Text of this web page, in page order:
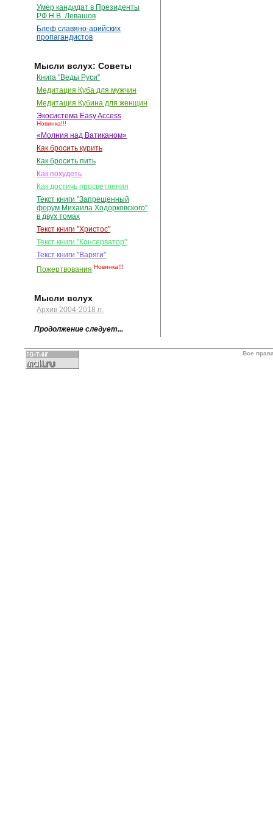
Умер кандидат в Президенты
РФ Н.В. Левашов
Блеф славяно-арийских
пропагандистов
Мысли вслух: Советы
Книга "Веды Руси"
Медитация Куба для мужчин
Медитация Кубина для женщин
Экосистема Easy Access
Новинка!!!
«Молния над Ватиканом»
Как бросить курить
Как бросить пить
Как похудеть
Как достичь просветления
Текст книги "Запрещенный
форум Михаила Ходорковского"
в двух томах
Текст книги "Христос"
Текст книги "Консерватор"
Текст книги "Варяги"
Пожертвования Новинка!!!
Мысли вслух
Архив 2004-2018 гг.
Продолжение следует...
Все